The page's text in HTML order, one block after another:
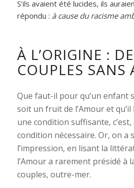
S’ils avaient été lucides, ils
répondu : à cause du racisme
À L’ORIGINE :
COUPLES SANS
Que faut-il pour qu’un enfant
soit un fruit de l’Amour et qu’il
une condition suffisante,
condition nécessaire. Or, on a
l’impression, en lisant la
l’Amour a rarement présidé à
couples, outre-mer.